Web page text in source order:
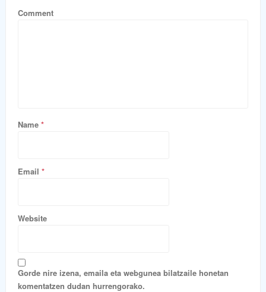
Comment
Name *
Email *
Website
Gorde nire izena, emaila eta webgunea bilatzaile honetan
komentatzen dudan hurrengorako.